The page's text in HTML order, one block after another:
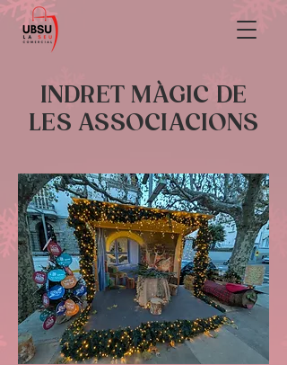
INDRET MÀGIC DE
LES ASSOCIACIONS